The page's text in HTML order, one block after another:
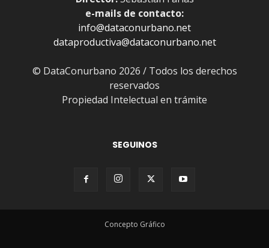
e-mails de contacto:
info@dataconurbano.net
dataproductiva@dataconurbano.net
© DataConurbano 2026 / Todos los derechos
reservados
Propiedad Intelectual en trámite
SEGUINOS
Concepto Gráfico